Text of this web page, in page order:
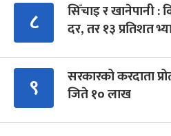
८
सिँचाइ र खानेपानी
दर, तर १३ प्रतिशत
९
सरकारको करदाता
जिते १० लाख